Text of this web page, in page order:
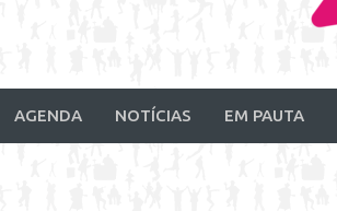
AGENDA NOTÍCIAS EM PAUTA